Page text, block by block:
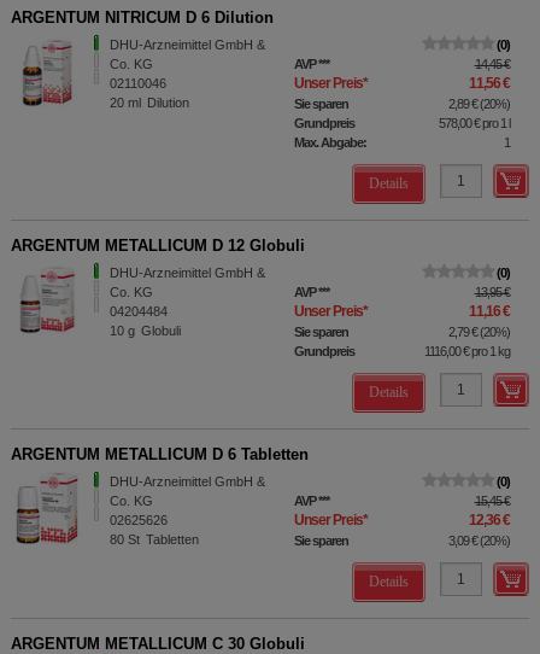
ARGENTUM NITRICUM D 6 Dilution
DHU-Arzneimittel GmbH &
Co. KG
02110046
20 ml Dilution
0
AVP*** 14,45 €
Unser Preis* 11,56 €
Sie sparen 2,89 €(20%)
Grundpreis
578,00 €pro 1 l
Max. Abgabe:
1
Details
ARGENTUM METALLICUM D 12 Globuli
DHU-Arzneimittel GmbH &
Co. KG
04204484
10 g Globuli
0
AVP*** 13,95 €
Unser Preis* 11,16 €
Sie sparen 2,79 €(20%)
Grundpreis
1116,00 €pro 1 kg
Details
ARGENTUM METALLICUM D 6 Tabletten
DHU-Arzneimittel GmbH &
Co. KG
02625626
80 St Tabletten
0
AVP*** 15,45 €
Unser Preis* 12,36 €
Sie sparen 3,09 €(20%)
Details
ARGENTUM METALLICUM C 30 Globuli